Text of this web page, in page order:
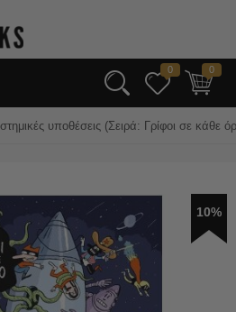
0 0
υποθέσεις (Σειρά: Γρίφοι σε κάθε
10%